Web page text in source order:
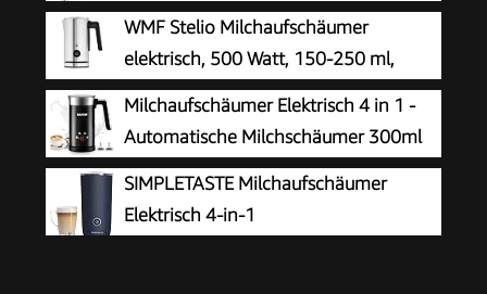
tragbarer mit Hoher Leistung
Getränkemixer Kaffeebesen batteriebetriebener
für Latte, Matcha-Tee, Cappuccino, Schwarz
WMF Stelio Milchaufschäumer
elektrisch, 500 Watt, 150-250 ml,
Antihaftbeschichtung, kabellos, für
Milchschaum heiss und kalt, heiße Schokolade,
cromargan matt/silber
Milchaufschäumer Elektrisch 4 in 1 -
Automatische Milchschäumer 300ml
Großes Fassungsvermögen Milch
Dampfer Geräuschloser für Heißer Kalter
Milchschaum Heiße Schokolade Latte
SIMPLETASTE Milchaufschäumer
Elektrisch 4-in-1